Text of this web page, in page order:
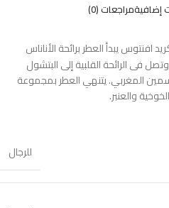
إضافيةمراجعات (0)
افنتوس يبدأ العطر برائحة الأناناس
فى الرائحة القلبية إلى البتشول
المغربي. يتنهي العطر بمجموعة
والعنبر.
للرجال